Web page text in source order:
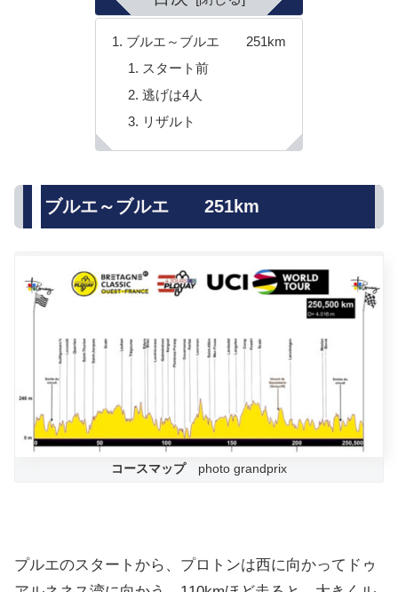
ブルエ～ブルエ 251km
スタート前
逃げは4人
リザルト
ブルエ～ブルエ 251km
コースマップphoto grandprix
プルエのスタートから、プロトンは西に向かってドゥ